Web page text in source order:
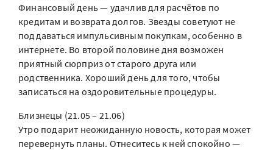
Финансовый день — удачлив для расчётов по
кредитам и возврата долгов. Звезды советуют не
поддаваться импульсивным покупкам, особенно в
интернете. Во второй половине дня возможен
приятный сюрприз от старого друга или
родственника. Хороший день для того, чтобы
записаться на оздоровительные процедуры.
Близнецы (21.05 – 21.06)
Утро подарит неожиданную новость, которая может
перевернуть планы. Отнеситесь к ней спокойно —